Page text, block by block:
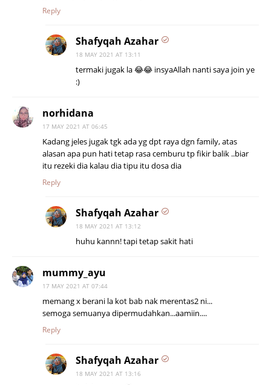
Reply
Shafyqah Azahar
18 MAY 2021 AT 13:11
termaki jugak la 😂😂 insyaAllah nanti saya join ye
:)
norhidana
17 MAY 2021 AT 06:45
Kadang jeles jugak tgk ada yg dpt raya dgn family, atas
alasan apa pun hati tetap rasa cemburu tp fikir balik ..biar
itu rezeki dia kalau dia tipu itu dosa dia
Reply
Shafyqah Azahar
18 MAY 2021 AT 13:12
huhu kannn! tapi tetap sakit hati
mummy_ayu
17 MAY 2021 AT 07:44
memang x berani la kot bab nak merentas2 ni...
semoga semuanya dipermudahkan...aamiin....
Reply
Shafyqah Azahar
18 MAY 2021 AT 13:16